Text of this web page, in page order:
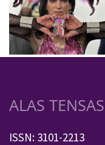
ALAS TENSAS
ISSN: 3101-2213